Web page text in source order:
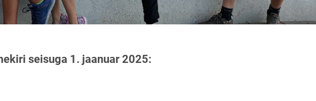
seisuga 1. jaanuar 2025: